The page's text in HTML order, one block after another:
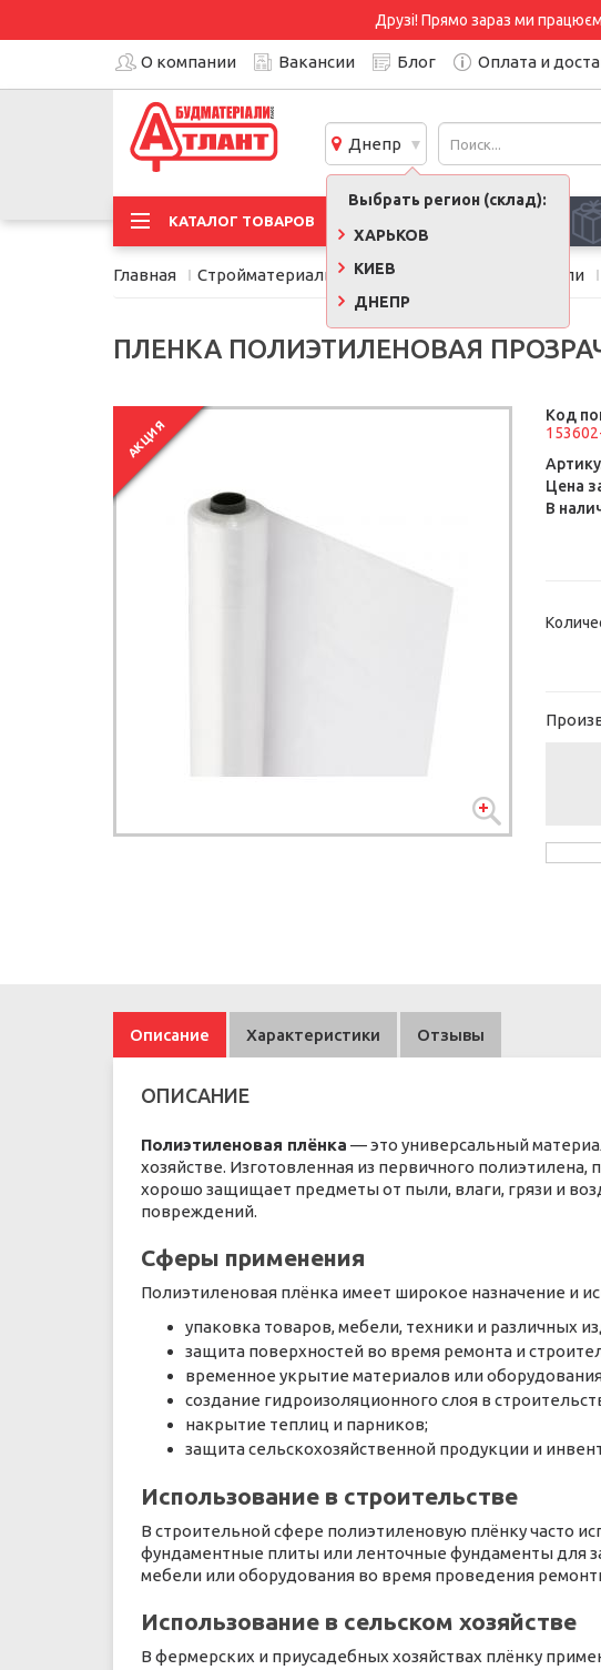
Друзі! Прямо зараз ми
О компании Вакансии Блог Оплата и
Днепр
Выбрать регион (склад):
ХАРЬКОВ
КИЕВ
ДНЕПР
КАТАЛОГ ТОВАРОВ
Главная Стройматериалы Пленки, сетки, уплотнители
ПЛЕНКА ПОЛИЭТИЛЕНОВАЯ
АКЦИЯ
Код
Цена
В
Описание Характеристики Отзывы
ОПИСАНИЕ
Полиэтиленовая плёнка — это универсальный
хозяйстве. Изготовленная из первичного
хорошо защищает предметы от пыли, влаги, грязи и
повреждений.
Сферы применения
Полиэтиленовая плёнка имеет широкое назначение и
упаковка товаров, мебели, техники и различных
защита поверхностей во время ремонта и
временное укрытие материалов или
создание гидроизоляционного слоя в
накрытие теплиц и парников;
защита сельскохозяйственной продукции и
Использование в строительстве
В строительной сфере полиэтиленовую плёнку часто
фундаментные плиты или ленточные фундаменты для
мебели или оборудования во время проведения
Использование в сельском хозяйстве
В фермерских и приусадебных хозяйствах плёнку